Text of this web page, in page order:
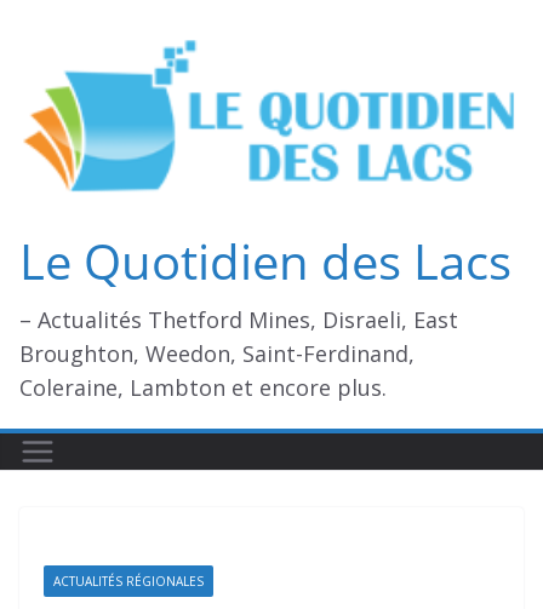
contenu
Le Quotidien des Lacs
– Actualités Thetford Mines, Disraeli, East
Broughton, Weedon, Saint-Ferdinand,
Coleraine, Lambton et encore plus.
ACTUALITÉS RÉGIONALES